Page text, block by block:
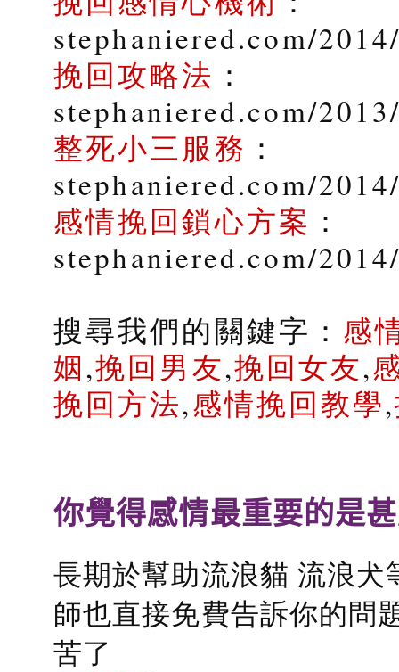
stephaniered.com/
挽回攻略法 ：
stephaniered.com/
整死小三服務 ：
stephaniered.com/
感情挽回鎖心方案 ：
stephaniered.com/
搜尋我們的關鍵字： 感
姻,挽回男友,挽回女友,
挽回方法,感情挽回教學,
你覺得感情最重要的是
長期於幫助流浪貓 流浪
師也直接免費告訴你的問
苦了